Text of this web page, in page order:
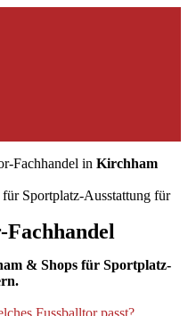
Fachhandel in Kirchham
Sportplatz-Ausstattung für
& Shops für Sportplatz-